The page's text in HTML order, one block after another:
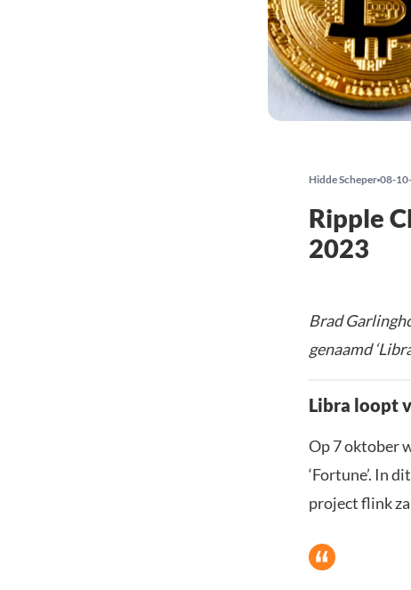
Hidde Scheper 08-
Ripple
2023
Brad
genaamd
Libra loopt
Op 7 oktober
‘Fortune’. In
project flink